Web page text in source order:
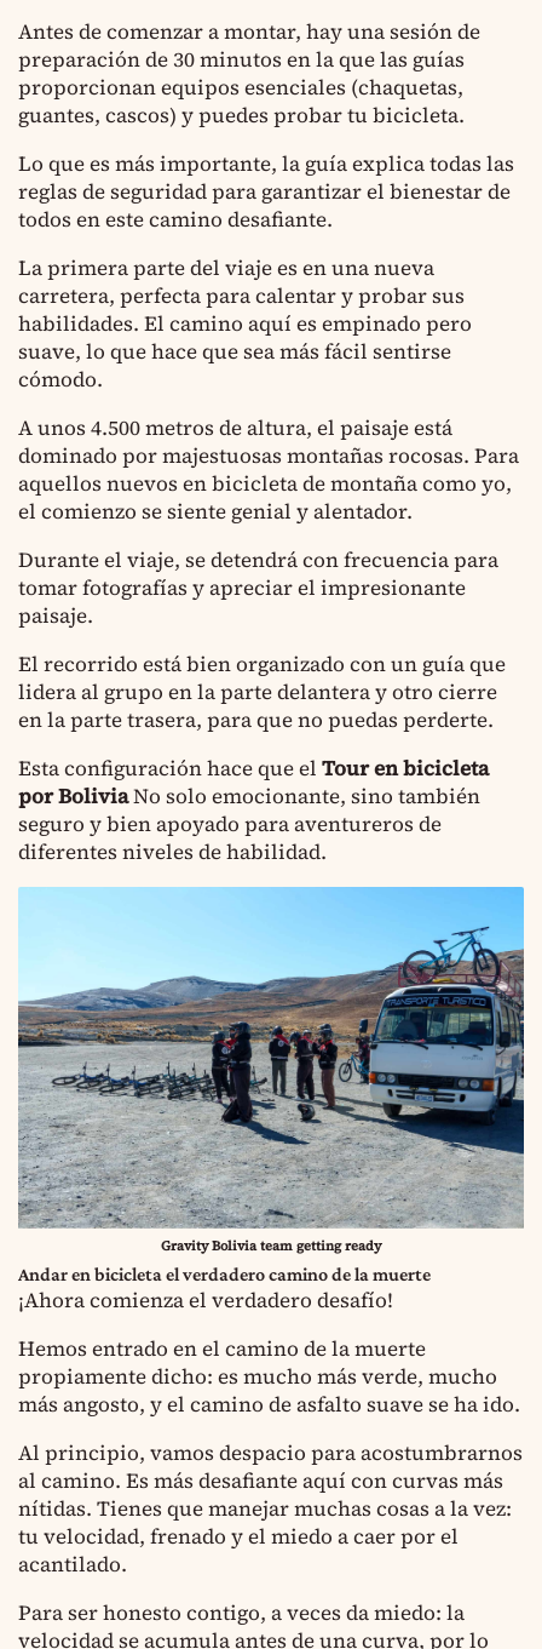
Antes de comenzar a montar, hay una sesión de
preparación de 30 minutos en la que las guías
proporcionan equipos esenciales (chaquetas,
guantes, cascos) y puedes probar tu bicicleta.
Lo que es más importante, la guía explica todas las
reglas de seguridad para garantizar el bienestar de
todos en este camino desafiante.
La primera parte del viaje es en una nueva
carretera, perfecta para calentar y probar sus
habilidades. El camino aquí es empinado pero
suave, lo que hace que sea más fácil sentirse
cómodo.
A unos 4.500 metros de altura, el paisaje está
dominado por majestuosas montañas rocosas. Para
aquellos nuevos en bicicleta de montaña como yo,
el comienzo se siente genial y alentador.
Durante el viaje, se detendrá con frecuencia para
tomar fotografías y apreciar el impresionante
paisaje.
El recorrido está bien organizado con un guía que
lidera al grupo en la parte delantera y otro cierre
en la parte trasera, para que no puedas perderte.
Esta configuración hace que el Tour en bicicleta
por BoliviaNo solo emocionante, sino también
seguro y bien apoyado para aventureros de
diferentes niveles de habilidad.
Gravity Bolivia team getting ready
Andar en bicicleta el verdadero camino de la muerte
¡Ahora comienza el verdadero desafío!
Hemos entrado en el camino de la muerte
propiamente dicho: es mucho más verde, mucho
más angosto, y el camino de asfalto suave se ha ido.
Al principio, vamos despacio para acostumbrarnos
al camino. Es más desafiante aquí con curvas más
nítidas. Tienes que manejar muchas cosas a la vez:
tu velocidad, frenado y el miedo a caer por el
acantilado.
Para ser honesto contigo, a veces da miedo: la
velocidad se acumula antes de una curva, por lo